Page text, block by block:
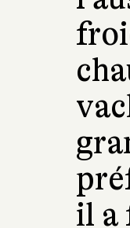
il a